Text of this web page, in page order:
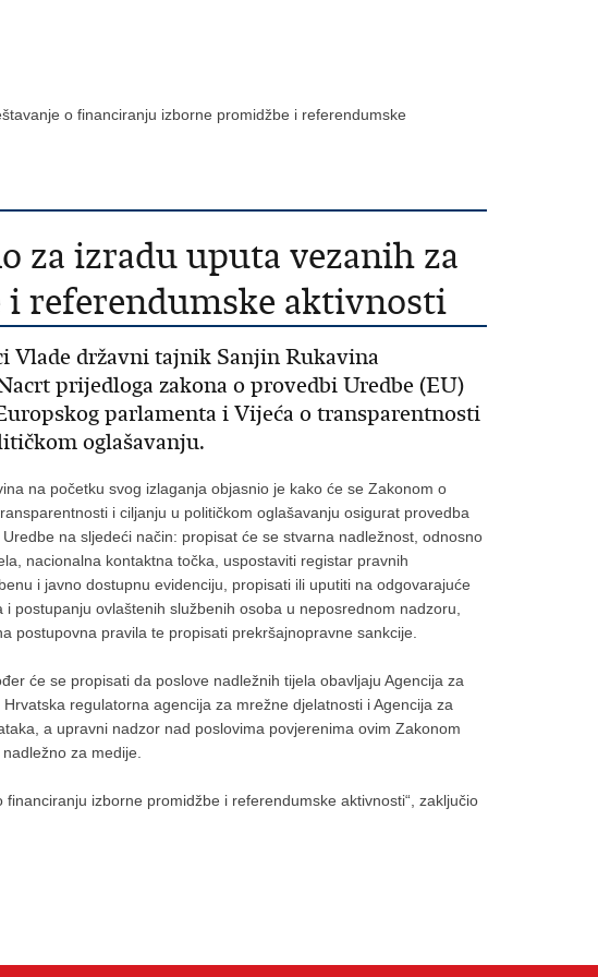
o financiranju izborne promidžbe i referendumske
za izradu uputa vezanih za
referendumske aktivnosti
Vlade državni tajnik Sanjin Rukavina
prijedloga zakona o provedbi Uredbe (EU)
parlamenta i Vijeća o transparentnosti
oglašavanju.
na početku svog izlaganja objasnio je kako će se Zakonom o
i ciljanju u političkom oglašavanju osigurat provedba
na sljedeći način: propisat će se stvarna nadležnost, odnosno
nacionalna kontaktna točka, uspostaviti registar pravnih
i javno dostupnu evidenciju, propisati ili uputiti na odgovarajuće
i postupanju ovlaštenih službenih osoba u neposrednom nadzoru,
postupovna pravila te propisati prekršajnopravne sankcije.
će se propisati da poslove nadležnih tijela obavljaju Agencija za
regulatorna agencija za mrežne djelatnosti i Agencija za
a upravni nadzor nad poslovima povjerenima ovim Zakonom
za medije.
izborne promidžbe i referendumske aktivnosti“, zaključio